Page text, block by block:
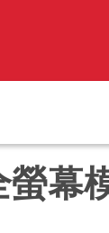
螢幕